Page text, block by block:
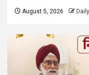
August 5, 2026